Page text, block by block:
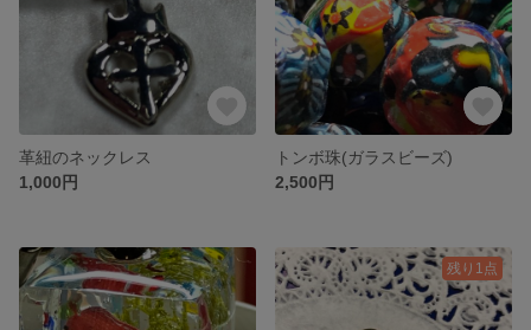
革紐のネックレス
1,000円
トンボ珠(ガラスビーズ)
2,500円
残り1点